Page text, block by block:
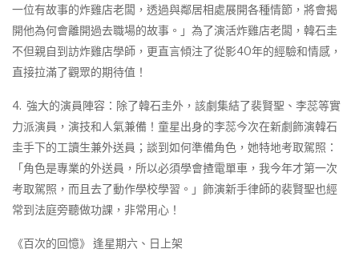
一位有故事的炸雞店老闆，透過與鄰居相處展開各種情節，將會揭
開他為何會離開過去職場的故事。」為了演活炸雞店老闆，韓石圭
不但親自到訪炸雞店學師，更直言傾注了從影40年的經驗和情感，
直接拉滿了觀眾的期待值！
4. 強大的演員陣容：除了韓石圭外，該劇集結了裴賢聖、李蕊等實
力派演員，演技和人氣兼備！童星出身的李蕊今次在新劇飾演韓石
圭手下的工讀生兼外送員；談到如何準備角色，她特地考取駕照：
「角色是專業的外送員，所以必須學會揸電單車，我今年才第一次
考取駕照，而且去了動作學校學習。」飾演新手律師的裴賢聖也經
常到法庭旁聽做功課，非常用心！
《百次的回憶》 逢星期六、日上架